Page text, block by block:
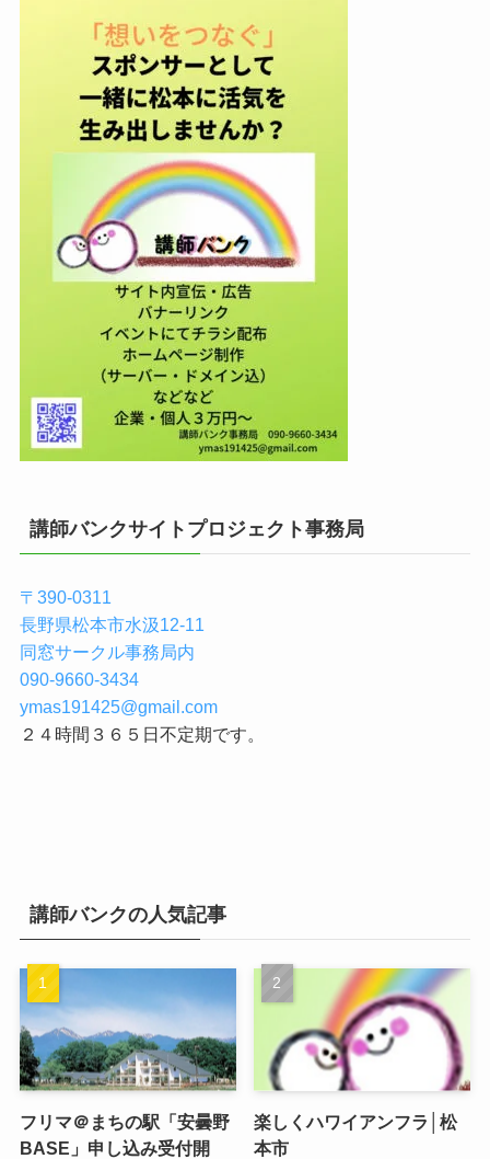
講師バンクサイトプロジェクト事務局
〒390-0311
長野県松本市水汲12-11
同窓サークル事務局内
090-9660-3434
ymas191425@gmail.com
２４時間３６５日不定期です。
講師バンクの人気記事
フリマ＠まちの駅「安曇野
BASE」申し込み受付開
楽しくハワイアンフラ│松
本市